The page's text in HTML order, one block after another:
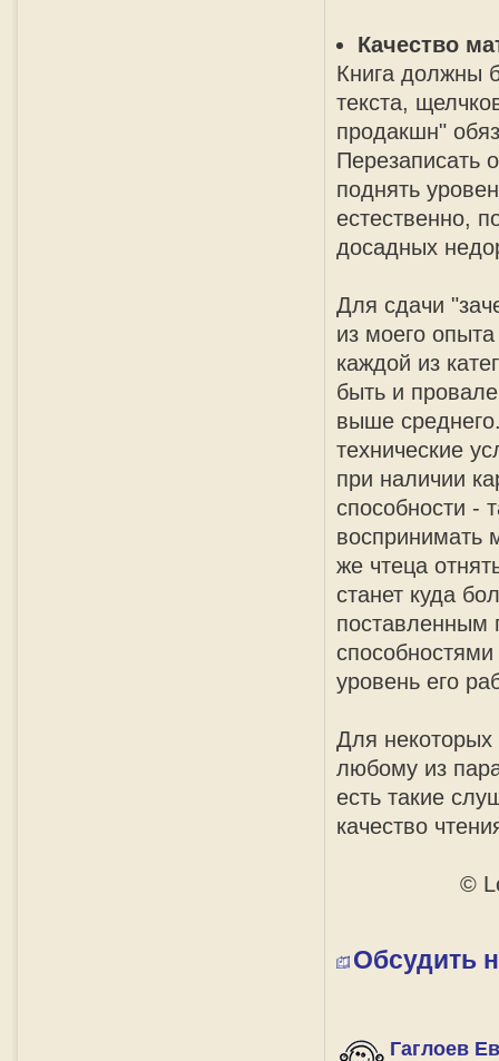
Качество
Книга должны
текста,
продакшн"
Перезаписать
поднять
естественно,
досадных
Для сдачи
из моего
каждой из
быть и
выше
технические
при наличии
способности -
воспринимать
же чтеца
станет куда
поставленным
уровень его
Для некоторых
любому из
есть такие
качество
©
Обсудить
Гаглоев